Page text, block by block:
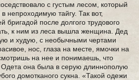
с густым лесом, который
непроходимую тайгу. Так вот,
бригадой после долгого трудового
к ним из леса вышла женщина. Дед
и худую, с необычными чертами
нос, глаза на месте, ямочки на
на нее и понимаешь, что
Одета она была в серую длиннополую
домотканого сукна. «Такой одежи